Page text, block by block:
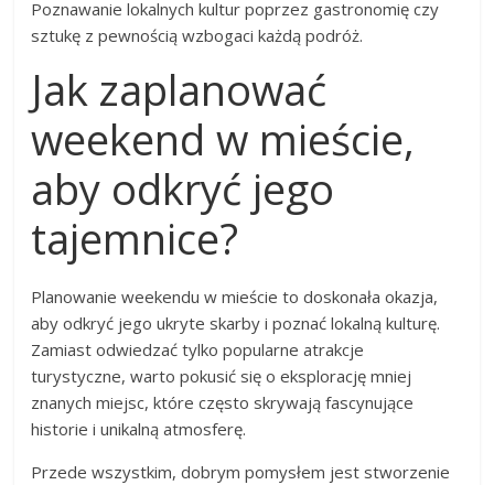
Poznawanie lokalnych kultur poprzez gastronomię czy
sztukę z pewnością wzbogaci każdą podróż.
Jak zaplanować
weekend w mieście,
aby odkryć jego
tajemnice?
Planowanie weekendu w mieście to doskonała okazja,
aby odkryć jego ukryte skarby i poznać lokalną kulturę.
Zamiast odwiedzać tylko popularne atrakcje
turystyczne, warto pokusić się o eksplorację mniej
znanych miejsc, które często skrywają fascynujące
historie i unikalną atmosferę.
Przede wszystkim, dobrym pomysłem jest stworzenie